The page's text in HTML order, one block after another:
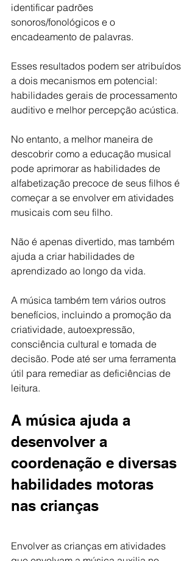
identificar padrões
sonoros/fonológicos e o
encadeamento de palavras.
Esses resultados podem ser atribuídos
a dois mecanismos em potencial:
habilidades gerais de processamento
auditivo e melhor percepção acústica.
No entanto, a melhor maneira de
descobrir como a educação musical
pode aprimorar as habilidades de
alfabetização precoce de seus filhos é
começar a se envolver em atividades
musicais com seu filho.
Não é apenas divertido, mas também
ajuda a criar habilidades de
aprendizado ao longo da vida.
A música também tem vários outros
benefícios, incluindo a promoção da
criatividade, autoexpressão,
consciência cultural e tomada de
decisão. Pode até ser uma ferramenta
útil para remediar as deficiências de
leitura.
A música ajuda a
desenvolver a
coordenação e diversas
habilidades motoras
nas crianças
Envolver as crianças em atividades